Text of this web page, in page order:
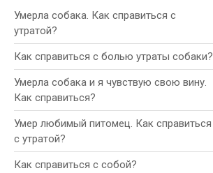
Умерла собака. Как справиться с
утратой?
Как справиться с болью утраты собаки?
Умерла собака и я чувствую свою вину.
Как справиться?
Умер любимый питомец. Как справиться
с утратой?
Как справиться с собой?